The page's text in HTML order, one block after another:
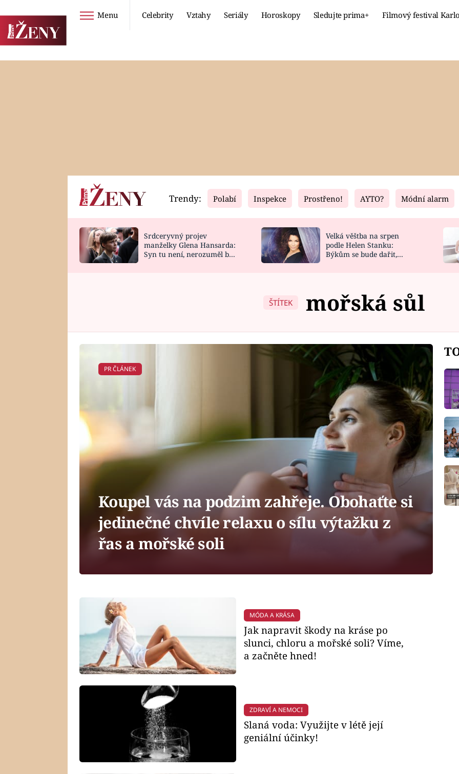
Menu Celebrity Vztahy Seriály Horoskopy Sledujte prima+ Filmový festival
Horoskopy
HOROSKOP NA
Video
CELEBRITY
VAŘENÍ
Fresh
NOVINKY
VIDEORECEPTY
Living
DESIGN
Trendy: Polabí Inspekce Prostřeno! AYTO? Módní alarm
Srdceryvný projev
manželky Glena Hansarda:
Syn tu není, nerozuměl by
Velká věštba na srpen
podle Helen Stanku:
Býkům se bude dařit,
ŠTÍTEK mořská sůl
PR ČLÁNEK
Koupel vás na podzim zahřeje. Obohaťte si
jedinečné chvíle relaxu o sílu výtažku z
řas a mořské soli
MÓDA A KRÁSA
Jak napravit škody na kráse po
slunci, chloru a mořské soli? Víme,
a začněte hned!
ZDRAVÍ A NEMOCI
Slaná voda: Využijte v létě její
geniální účinky!